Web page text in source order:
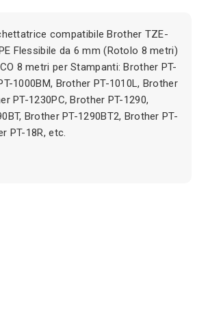
compatibile Brother TZE-
Flessibile da 6 mm (Rotolo 8 metri)
8 metri per Stampanti: Brother PT-
1000BM, Brother PT-1010L, Brother
PT-1230PC, Brother PT-1290,
Brother PT-1290BT2, Brother PT-
PT-18R, etc.